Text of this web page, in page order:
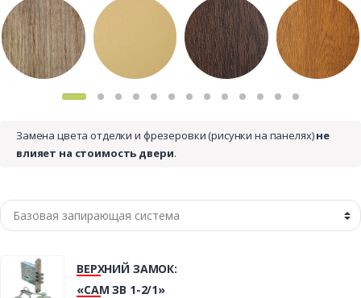
Замена цвета отделки и фрезеровки (рисунки на панелях)не
влияет на стоимость двери.
ВЕРХНИЙ ЗАМОК:
«САМ ЗВ 1-2/1»